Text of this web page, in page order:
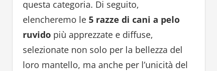
questa categoria. Di seguito,
elencheremo le 5 razze di cani a pelo
ruvidopiù apprezzate e diffuse,
selezionate non solo per la bellezza del
loro mantello, ma anche per l’unicità del